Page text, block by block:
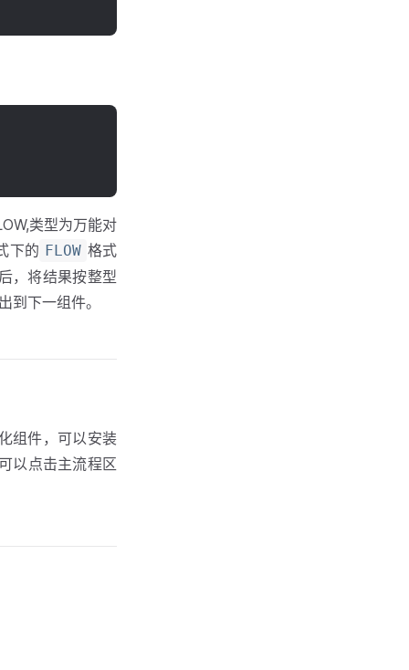
类型为万能对
下的 FLOW 格式
，将结果按整型
下一组件。
组件，可以安装
以点击主流程区